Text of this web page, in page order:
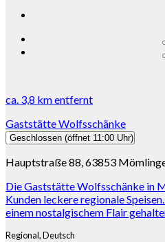
ca. 3,8 kmentfernt
Gaststätte Wolfsschänke
Geschlossen (öffnet 11:00 Uhr)
Hauptstraße 88, 63853
Die Gaststätte Wolfsschänke in
Kunden leckere regionale
einem nostalgischem Flair
Regional,Deutsch